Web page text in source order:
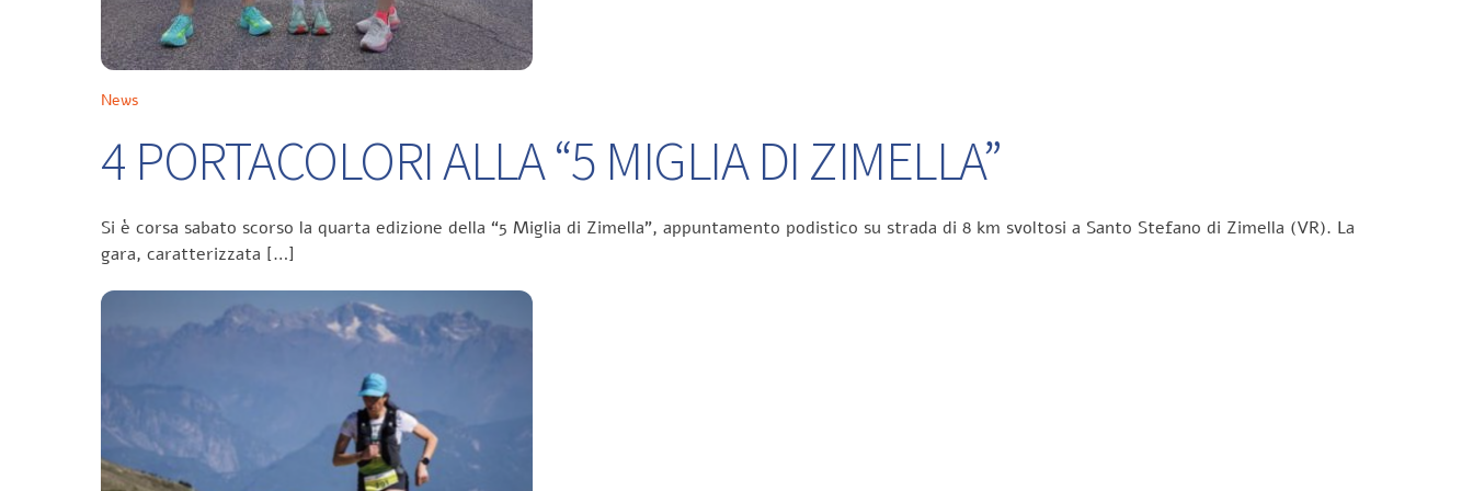
News
4 PORTACOLORI ALLA “5 MIGLIA DI ZIMELLA”
Si è corsa sabato scorso la quarta edizione della “5 Miglia di Zimella”, appuntamento podistico su strada di 8 km svoltosi a Santo Stefano di Zimella (VR). La
gara, caratterizzata […]